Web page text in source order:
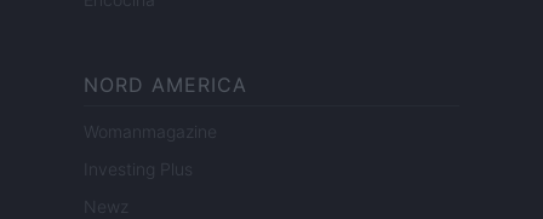
NORD AMERICA
Womanmagazine
Investing Plus
Newz